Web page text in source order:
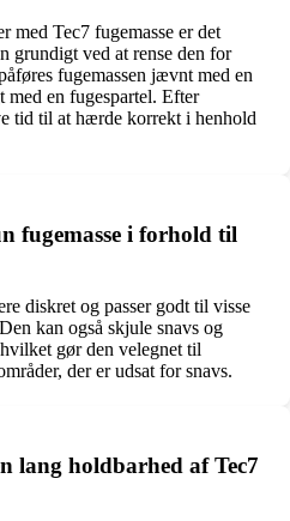
med Tec7 fugemasse er det
grundigt ved at rense den for
fugemassen jævnt med en
en fugespartel. Efter
tid til at hærde korrekt i henhold
fugemasse i forhold til
diskret og passer godt til visse
kan også skjule snavs og
gør den velegnet til
der er udsat for snavs.
lang holdbarhed af Tec7